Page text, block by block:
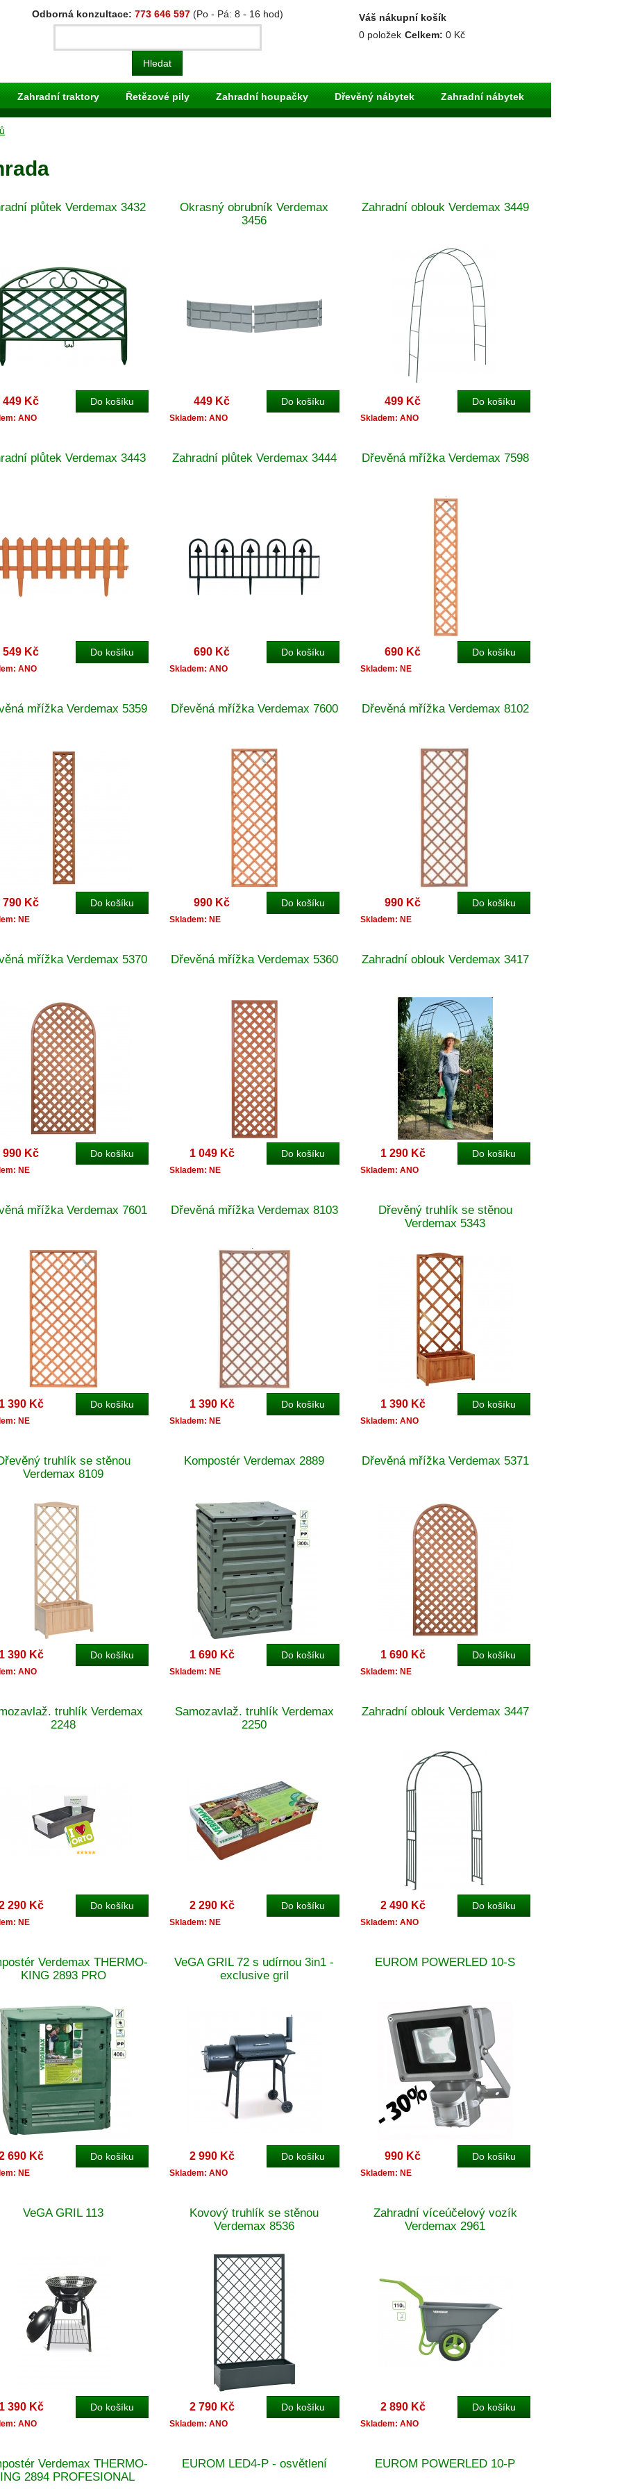
Odborná konzultace: 773 646 597 (Po - Pá: 8 - 16 hod)
Váš nákupní košík
0položek Celkem: 0 Kč
Zahradní traktory Řetězové pily Zahradní houpačky Dřevěný nábytek Zahradní nábytek
plůtek Verdemax 3432
449 Kč
ANO
Okrasný obrubník Verdemax
3456
449 Kč
Skladem: ANO
Zahradní oblouk Verdemax 3449
499 Kč
Skladem: ANO
plůtek Verdemax 3443
549 Kč
ANO
Zahradní plůtek Verdemax 3444
690 Kč
Skladem: ANO
Dřevěná mřížka Verdemax 7598
690 Kč
Skladem: NE
mřížka Verdemax 5359
790 Kč
NE
Dřevěná mřížka Verdemax 7600
990 Kč
Skladem: NE
Dřevěná mřížka Verdemax 8102
990 Kč
Skladem: NE
mřížka Verdemax 5370
990 Kč
NE
Dřevěná mřížka Verdemax 5360
1 049 Kč
Skladem: NE
Zahradní oblouk Verdemax 3417
1 290 Kč
Skladem: ANO
mřížka Verdemax 7601
390 Kč
NE
Dřevěná mřížka Verdemax 8103
1 390 Kč
Skladem: NE
Dřevěný truhlík se stěnou
Verdemax 5343
1 390 Kč
Skladem: ANO
truhlík se stěnou
Verdemax 8109
390 Kč
ANO
Kompostér Verdemax 2889
1 690 Kč
Skladem: NE
Dřevěná mřížka Verdemax 5371
1 690 Kč
Skladem: NE
truhlík Verdemax
2248
290 Kč
NE
Samozavlaž. truhlík Verdemax
2250
2 290 Kč
Skladem: NE
Zahradní oblouk Verdemax 3447
2 490 Kč
Skladem: ANO
Verdemax THERMO-
KING 2893 PRO
690 Kč
NE
VeGA GRIL 72 s udírnou 3in1 -
exclusive gril
2 990 Kč
Skladem: ANO
EUROM POWERLED 10-S
990 Kč
Skladem: NE
VeGA GRIL 113
390 Kč
ANO
Kovový truhlík se stěnou
Verdemax 8536
2 790 Kč
Skladem: ANO
Zahradní víceúčelový vozík
Verdemax 2961
2 890 Kč
Skladem: ANO
Verdemax THERMO-
2894 PROFESIONAL
EUROM LED4-P - osvětlení EUROM POWERLED 10-P